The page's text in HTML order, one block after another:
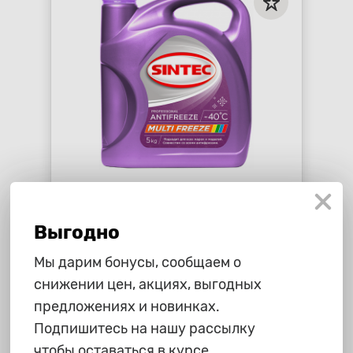
5кг
star_borderstar_borderstar_borderstar_borderstar_border
- +
Выгодно
Мы дарим бонусы, сообщаем о
снижении цен, акциях, выгодных
предложениях и новинках.
Подпишитесь на нашу рассылку